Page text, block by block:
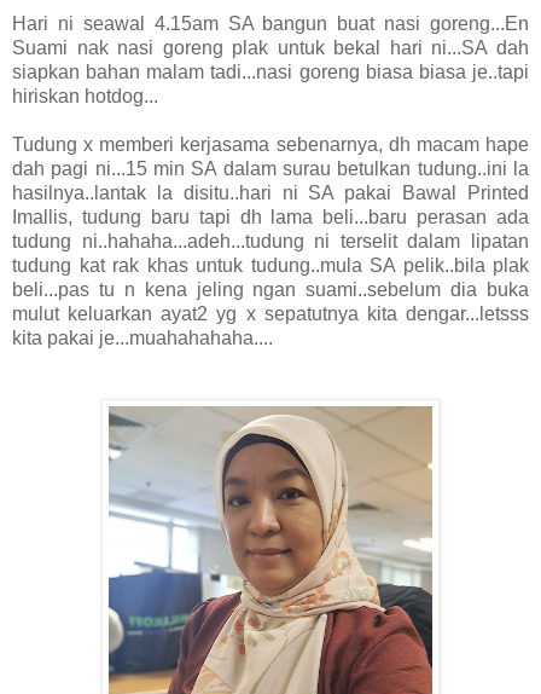
Hari ni seawal 4.15am SA bangun buat nasi goreng...En
Suami nak nasi goreng plak untuk bekal hari ni...SA dah
siapkan bahan malam tadi...nasi goreng biasa biasa je..tapi
hiriskan hotdog...
Tudung x memberi kerjasama sebenarnya, dh macam hape
dah pagi ni...15 min SA dalam surau betulkan tudung..ini la
hasilnya..lantak la disitu..hari ni SA pakai Bawal Printed
Imallis, tudung baru tapi dh lama beli...baru perasan ada
tudung ni..hahaha...adeh...tudung ni terselit dalam lipatan
tudung kat rak khas untuk tudung..mula SA pelik..bila plak
beli...pas tu n kena jeling ngan suami..sebelum dia buka
mulut keluarkan ayat2 yg x sepatutnya kita dengar...letsss
kita pakai je...muahahahaha....